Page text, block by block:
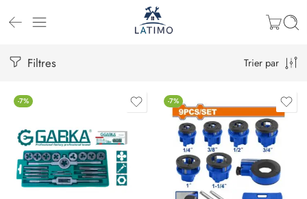
Filtres Trier par
-7% -7%